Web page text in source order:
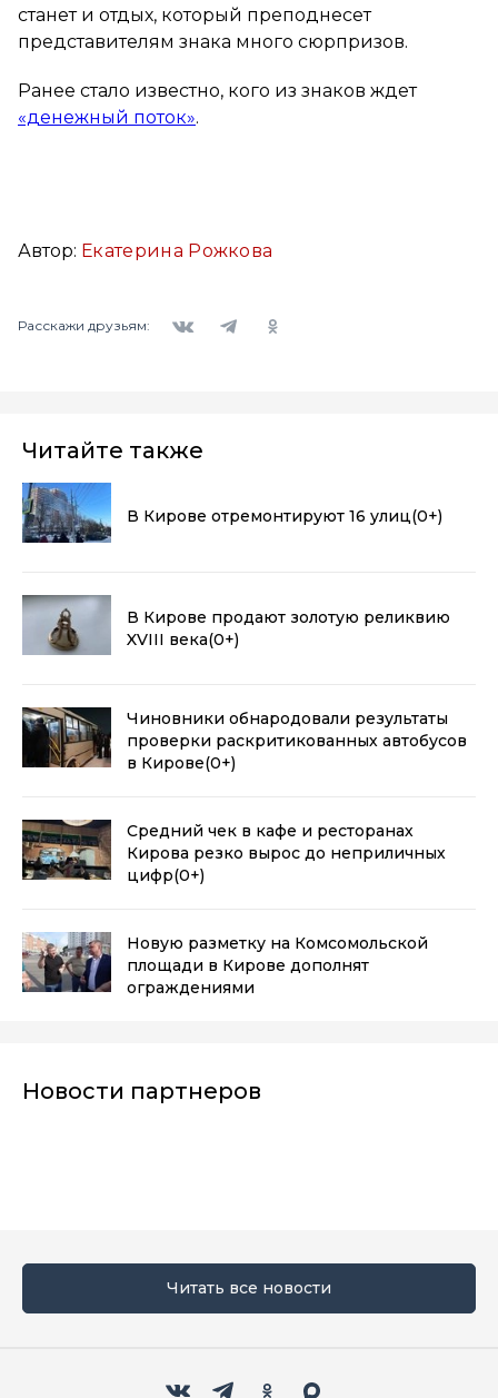
станет и отдых, который преподнесет
представителям знака много сюрпризов.
Ранее стало известно, кого из знаков ждет
«денежный поток».
Автор: Екатерина Рожкова
Расскажи друзьям:
Читайте также
В Кирове отремонтируют 16 улиц(0+)
В Кирове продают золотую реликвию
XVIII века(0+)
Чиновники обнародовали результаты
проверки раскритикованных автобусов
в Кирове(0+)
Средний чек в кафе и ресторанах
Кирова резко вырос до неприличных
цифр(0+)
Новую разметку на Комсомольской
площади в Кирове дополнят
ограждениями
Новости партнеров
Читать все новости